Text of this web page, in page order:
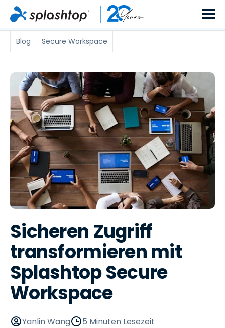
Blog Secure Workspace
Sicheren Zugriff
transformieren mit
Splashtop Secure
Workspace
Yanlin Wang
5 Minuten Lesezeit